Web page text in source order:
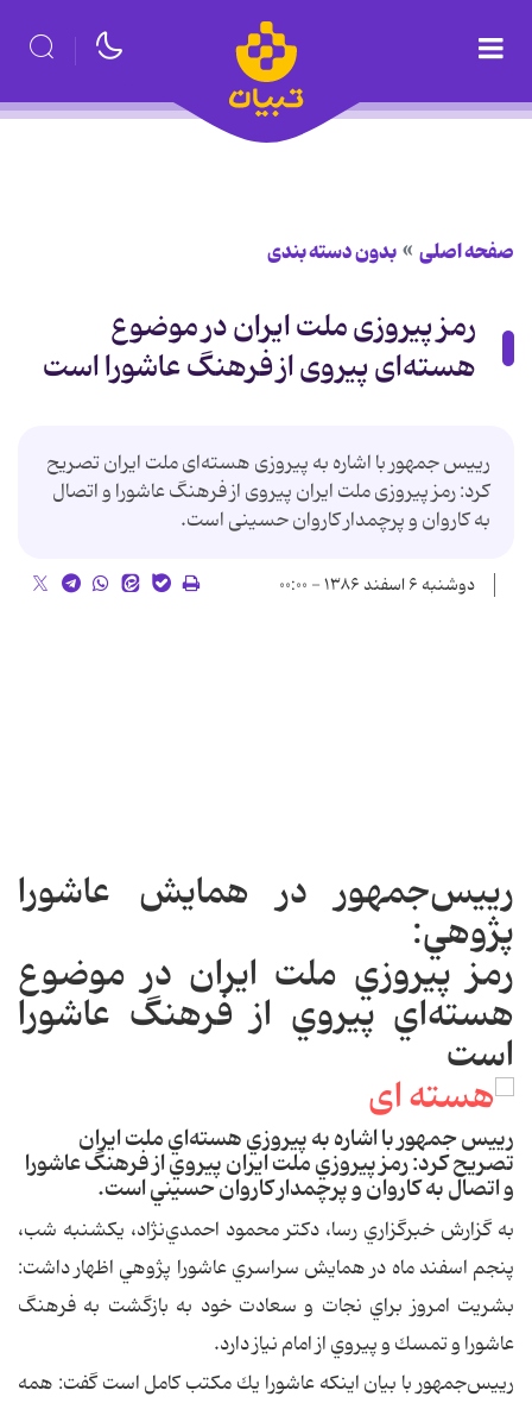
صفحه اصلی بدون دسته بندی
رمز پیروزی ملت ایران در موضوع
هسته‌ای پیروی از فرهنگ عاشورا است
رییس جمهور با اشاره به پیروزی هسته‌ای ملت ایران تصریح
كرد: رمز پیروزی ملت ایران پیروی از فرهنگ عاشورا و اتصال
به كاروان و پرچمدار كاروان حسینی است.
دوشنبه ۶ اسفند ۱۳۸۶ - ۰۰:۰۰
رييس‌جمهور در همايش عاشورا
پژوهي:
رمز پيروزي ملت ايران در موضوع
هسته‌اي پيروي از فرهنگ عاشورا
است
رييس جمهور با اشاره به پيروزي هسته‌اي ملت ايران
تصريح كرد: رمز پيروزي ملت ايران پيروي از فرهنگ عاشورا
و اتصال به كاروان و پرچمدار كاروان حسيني است.
به گزارش خبرگزاري رسا، دكتر محمود احمدي‌نژاد، يكشنبه شب،
پنجم اسفند ماه در همايش سراسري عاشورا پژوهي اظهار داشت:
بشريت امروز براي نجات و سعادت خود به بازگشت به فرهنگ
عاشورا و تمسك و پيروي از امام نياز دارد.
رييس‌جمهور با بيان اينكه عاشورا يك مكتب كامل است گفت: همه